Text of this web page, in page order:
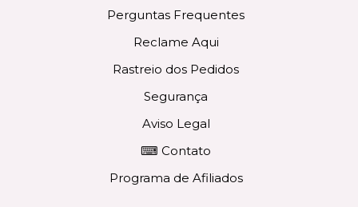
Perguntas Frequentes
Reclame Aqui
Rastreio dos Pedidos
Segurança
Aviso Legal
⌨ Contato
Programa de Afiliados